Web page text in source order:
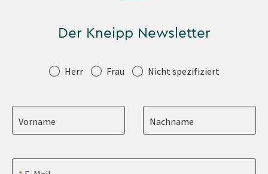
Der Kneipp Newsletter
Anrede Herr Frau Nicht spezifiziert
Vorname Nachname